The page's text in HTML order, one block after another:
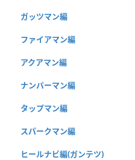
ガッツマン編
ファイアマン編
アクアマン編
ナンバーマン編
タップマン編
スパークマン編
ヒールナビ編(ガンテツ)